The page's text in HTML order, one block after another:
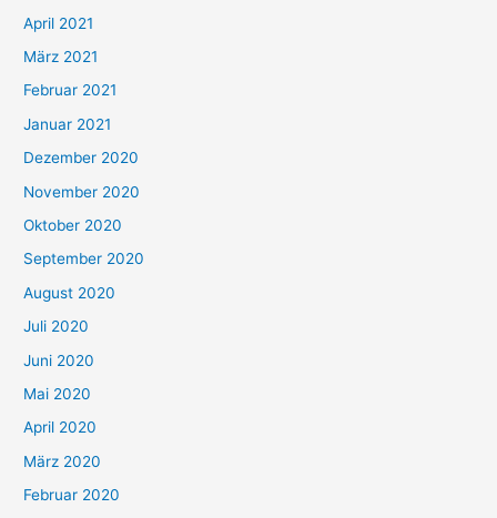
:
April 2021
März 2021
Februar 2021
Januar 2021
Dezember 2020
November 2020
Oktober 2020
September 2020
August 2020
Juli 2020
Juni 2020
Mai 2020
April 2020
März 2020
Februar 2020